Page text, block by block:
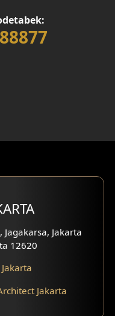
Jagakarsa, Jakarta
12620
Jakarta